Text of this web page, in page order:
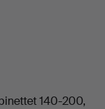
140-200,